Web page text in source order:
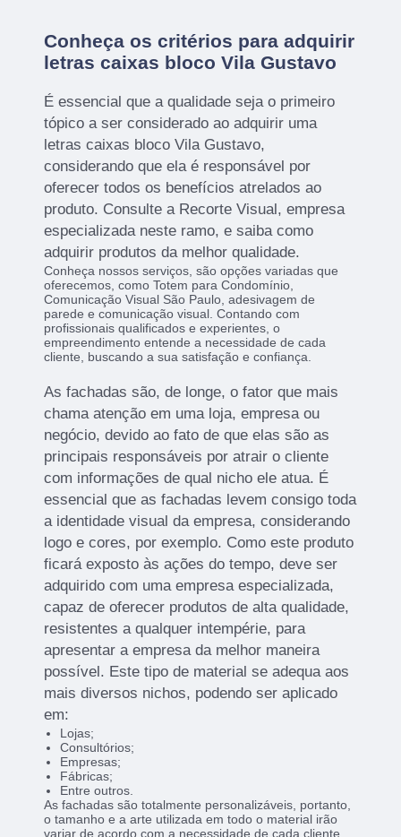
Conheça os critérios para adquirir
letras caixas bloco Vila Gustavo
É essencial que a qualidade seja o primeiro
tópico a ser considerado ao adquirir uma
letras caixas bloco Vila Gustavo,
considerando que ela é responsável por
oferecer todos os benefícios atrelados ao
produto. Consulte a Recorte Visual, empresa
especializada neste ramo, e saiba como
adquirir produtos da melhor qualidade.
Conheça nossos serviços, são opções variadas que
oferecemos, como Totem para Condomínio,
Comunicação Visual São Paulo, adesivagem de
parede e comunicação visual. Contando com
profissionais qualificados e experientes, o
empreendimento entende a necessidade de cada
cliente, buscando a sua satisfação e confiança.
As fachadas são, de longe, o fator que mais
chama atenção em uma loja, empresa ou
negócio, devido ao fato de que elas são as
principais responsáveis por atrair o cliente
com informações de qual nicho ele atua. É
essencial que as fachadas levem consigo toda
a identidade visual da empresa, considerando
logo e cores, por exemplo. Como este produto
ficará exposto às ações do tempo, deve ser
adquirido com uma empresa especializada,
capaz de oferecer produtos de alta qualidade,
resistentes a qualquer intempérie, para
apresentar a empresa da melhor maneira
possível. Este tipo de material se adequa aos
mais diversos nichos, podendo ser aplicado
em:
Lojas;
Consultórios;
Empresas;
Fábricas;
Entre outros.
As fachadas são totalmente personalizáveis, portanto,
o tamanho e a arte utilizada em todo o material irão
variar de acordo com a necessidade de cada cliente.